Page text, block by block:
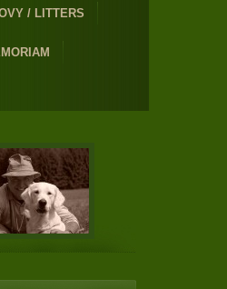
/ LITTERS